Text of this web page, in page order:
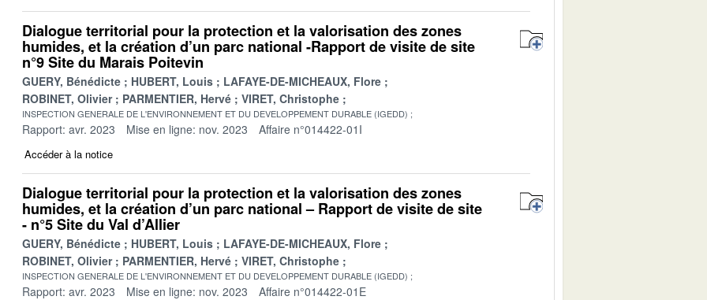
Dialogue territorial pour la protection et la valorisation des zones
humides, et la création d’un parc national -Rapport de visite de site
n°9 Site du Marais Poitevin
GUERY, Bénédicte HUBERT, Louis
LAFAYE-DE-MICHEAUX, Flore
ROBINET, Olivier
PARMENTIER, Hervé VIRET, Christophe
INSPECTION GENERALE DE L'ENVIRONNEMENT ET DU DEVELOPPEMENT DURABLE (IGEDD)
Rapport: avr. 2023 Mise en ligne: nov. 2023 Affaire n°014422-01I
Accéder à la notice
Dialogue territorial pour la protection et la valorisation des zones
humides, et la création d’un parc national – Rapport de visite de site
- n°5 Site du Val d’Allier
GUERY, Bénédicte HUBERT, Louis
LAFAYE-DE-MICHEAUX, Flore
ROBINET, Olivier
PARMENTIER, Hervé VIRET, Christophe
INSPECTION GENERALE DE L'ENVIRONNEMENT ET DU DEVELOPPEMENT DURABLE (IGEDD)
Rapport: avr. 2023 Mise en ligne: nov. 2023 Affaire n°014422-01E